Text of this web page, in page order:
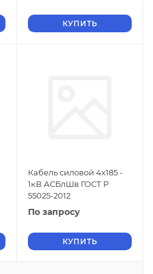
КУПИТЬ
Кабель силовой 4х185 -
1кВ АСБлШв ГОСТ Р
55025-2012
По запросу
КУПИТЬ